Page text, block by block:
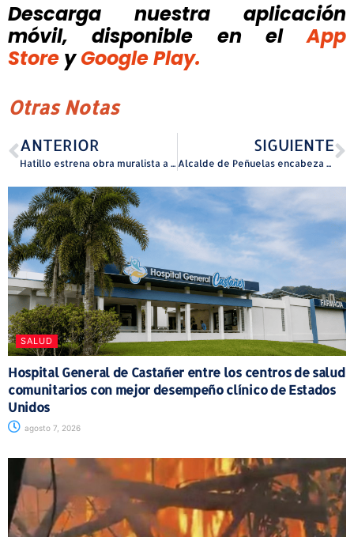
Descarga nuestra aplicación
móvil, disponible
en el
App
Store y Google Play.
Otras Notas
ANTERIOR
Hatillo estrena obra muralista a cargo del artista Don Rimx
SIGUIENTE
Alcalde de Peñuelas encabeza restructuración de la Doble A en su municipio
SALUD
Hospital General de Castañer entre los centros de salud
comunitarios con mejor desempeño clínico de Estados
Unidos
agosto 7, 2026